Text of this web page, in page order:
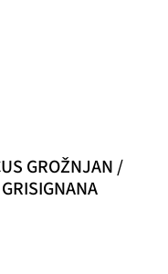
GROŽNJAN /